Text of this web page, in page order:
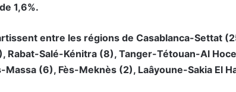
1,6%.
entre les régions de Casablanca-Settat
Rabat-Salé-Kénitra (8), Tanger-Tétouan-Al
Massa (6), Fès-Meknès (2), Laâyoune-Sakia El